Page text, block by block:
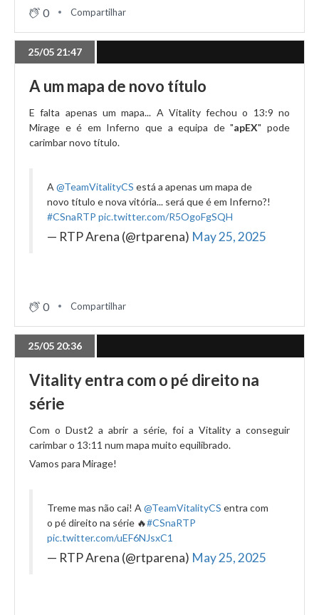
23/05 19:31
mínima!
23/05 18:36
Aurora e The MongolZ já estão no palco
Playoffs definidos com Vitality e MOUZ nas semis
22/05 03:11
22/05 00:01
G2 segue na luta pelos Playoffs
Heroic sobrevive; FaZe eliminada
21/05 13:37
O fim do 2º dia de jogos em Dallas
0 Compartilhar
25/05 21:47
A um mapa de novo título
E falta apenas um mapa... A Vitality fechou o 13:9 no
Mirage e é em Inferno que a equipa de "apEX" pode
carimbar novo título.
A @TeamVitalityCS está a apenas um mapa de
novo título e nova vitória... será que é em Inferno?!
#CSnaRTP pic.twitter.com/R5OgoFgSQH
— RTP Arena (@rtparena) May 25, 2025
0 Compartilhar
25/05 20:36
Vitality entra com o pé direito na
série
Com o Dust2 a abrir a série, foi a Vitality a conseguir
carimbar o 13:11 num mapa muito equilibrado.
Vamos para Mirage!
Treme mas não cai! A @TeamVitalityCS entra com
o pé direito na série 🔥#CSnaRTP
pic.twitter.com/uEF6NJsxC1
— RTP Arena (@rtparena) May 25, 2025